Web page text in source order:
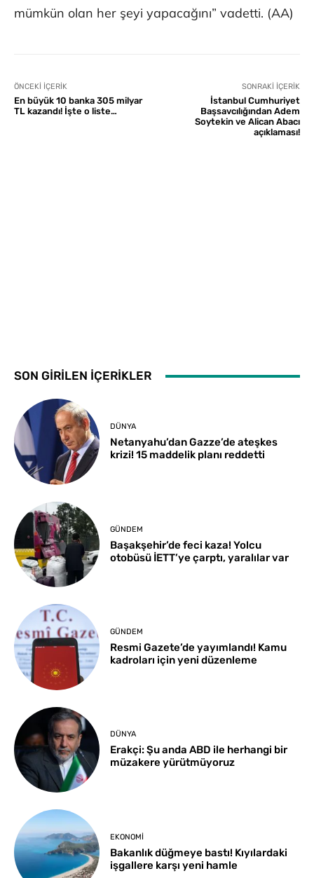
mümkün olan her şeyi yapacağını” vadetti. (AA)
ÖNCEKI İÇERIK
En büyük 10 banka 305 milyar
TL kazandı! İşte o liste…
SONRAKI İÇERIK
İstanbul Cumhuriyet
Başsavcılığından Adem
Soytekin ve Alican Abacı
açıklaması!
SON GİRİLEN İÇERİKLER
DÜNYA
Netanyahu’dan Gazze’de ateşkes
krizi! 15 maddelik planı reddetti
GÜNDEM
Başakşehir’de feci kaza! Yolcu
otobüsü İETT’ye çarptı, yaralılar var
GÜNDEM
Resmi Gazete’de yayımlandı! Kamu
kadroları için yeni düzenleme
DÜNYA
Erakçi: Şu anda ABD ile herhangi bir
müzakere yürütmüyoruz
EKONOMI
Bakanlık düğmeye bastı! Kıyılardaki
işgallere karşı yeni hamle